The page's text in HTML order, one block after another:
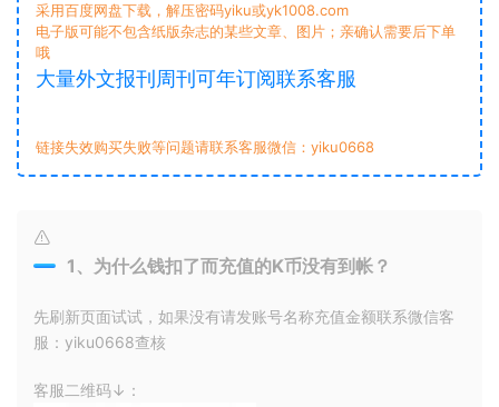
采用百度网盘下载，解压密码yiku或yk1008.com
电子版可能不包含纸版杂志的某些文章、图片；亲确认需要后下单
哦
大量外文报刊周刊可年订阅联系客服
链接失效购买失败等问题请联系客服微信：yiku0668
1、为什么钱扣了而充值的K币没有到帐？
先刷新页面试试，如果没有请发账号名称充值金额联系微信客
服：yiku0668查核
客服二维码↓：